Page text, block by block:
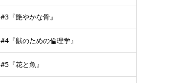
#3『艶やかな骨』
#4『獣のための倫理学』
#5『花と魚』